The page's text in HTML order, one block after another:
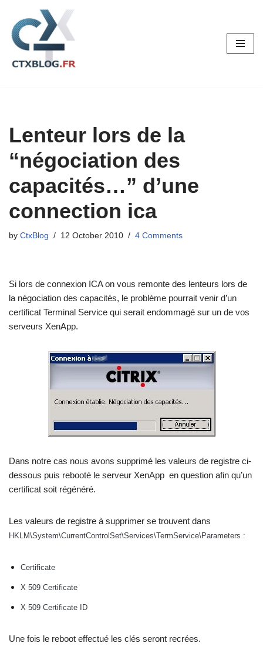
Skip
to
content
Lenteur lors de la
“négociation des
capacités…” d’une
connection ica
by CtxBlog 12 October 2010 4 Comments
Si lors de connexion ICA on vous remonte des lenteurs lors de
la négociation des capacités, le problème pourrait venir d’un
certificat Terminal Service qui serait endommagé sur un de vos
serveurs XenApp.
Dans notre cas nous avons supprimé les valeurs de registre ci-
dessous puis rebooté le serveur XenApp en question afin qu’un
certificat soit régénéré.
Les valeurs de registre à supprimer se trouvent dans
HKLM\System\CurrentControlSet\Services\TermService\Parameters :
Certificate
X 509 Certificate
X 509 Certificate ID
Une fois le reboot effectué les clés seront recrées.